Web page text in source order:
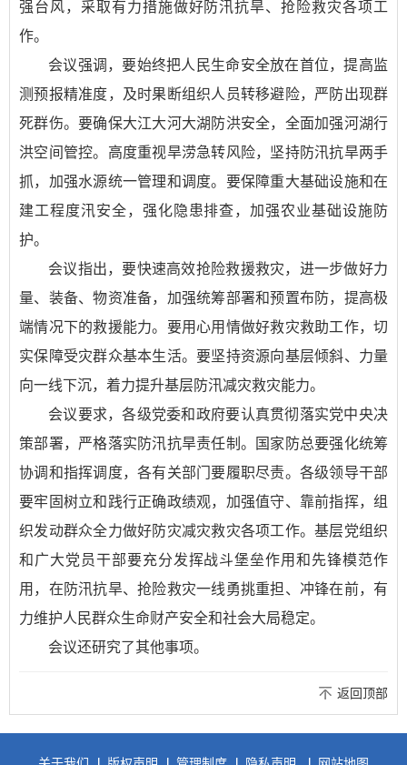
强台风，采取有力措施做好防汛抗旱、抢险救灾各项工
作。
会议强调，要始终把人民生命安全放在首位，提高监
测预报精准度，及时果断组织人员转移避险，严防出现群
死群伤。要确保大江大河大湖防洪安全，全面加强河湖行
洪空间管控。高度重视旱涝急转风险，坚持防汛抗旱两手
抓，加强水源统一管理和调度。要保障重大基础设施和在
建工程度汛安全，强化隐患排查，加强农业基础设施防
护。
会议指出，要快速高效抢险救援救灾，进一步做好力
量、装备、物资准备，加强统筹部署和预置布防，提高极
端情况下的救援能力。要用心用情做好救灾救助工作，切
实保障受灾群众基本生活。要坚持资源向基层倾斜、力量
向一线下沉，着力提升基层防汛减灾救灾能力。
会议要求，各级党委和政府要认真贯彻落实党中央决
策部署，严格落实防汛抗旱责任制。国家防总要强化统筹
协调和指挥调度，各有关部门要履职尽责。各级领导干部
要牢固树立和践行正确政绩观，加强值守、靠前指挥，组
织发动群众全力做好防灾减灾救灾各项工作。基层党组织
和广大党员干部要充分发挥战斗堡垒作用和先锋模范作
用，在防汛抗旱、抢险救灾一线勇挑重担、冲锋在前，有
力维护人民群众生命财产安全和社会大局稳定。
会议还研究了其他事项。
返回顶部